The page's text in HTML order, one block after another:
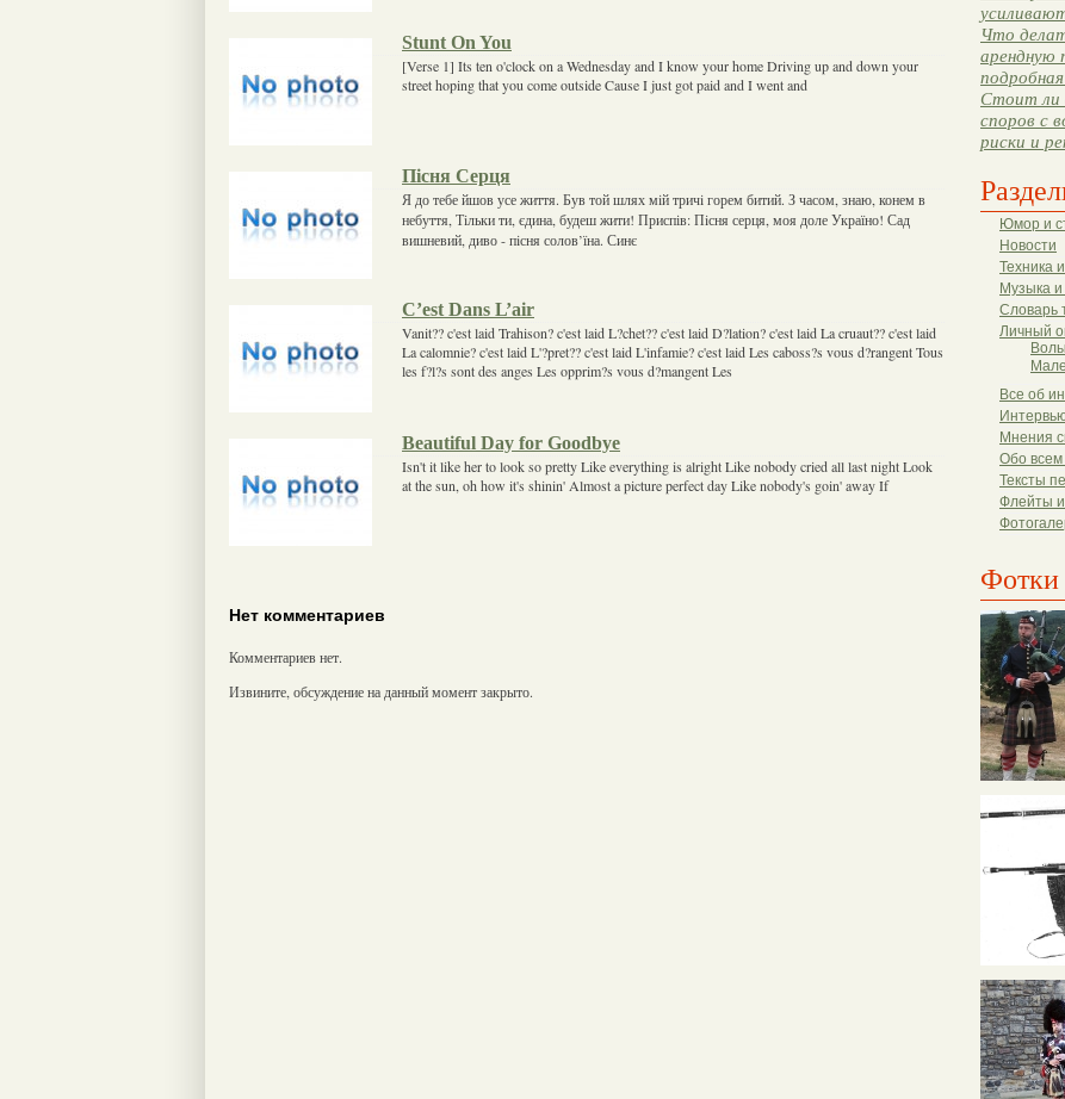
Что
арендную
Стоит ли
споров с
риски и
Юмор и
Новости
Техника
Музыка
Словарь
Личный
Все об
Мнения
Обо всем
Тексты
Флейты
Фотки
Stunt On You
[Verse 1] Its ten o'clock on a Wednesday and I know your home Driving up and down your
street hoping that you come outside Cause I just got paid and I went and
Пісня Серця
Я до тебе йшов усе життя. Був той шлях мiй тричi горем битий. З часом, знаю, конем в
небуття, Тiльки ти, єдина, будеш жити! Приспів: Пiсня серця, моя доле Україно! Сад
вишневий, диво - пiсня солов’їна. Синє
C’est Dans L’air
Vanit?? c'est laid Trahison? c'est laid L?chet?? c'est laid D?lation? c'est laid La cruaut?? c'est laid
La calomnie? c'est laid L'?pret?? c'est laid L'infamie? c'est laid Les caboss?s vous d?rangent Tous
les f?l?s sont des anges Les opprim?s vous d?mangent Les
Beautiful Day for Goodbye
Isn't it like her to look so pretty Like everything is alright Like nobody cried all last night Look
at the sun, oh how it's shinin' Almost a picture perfect day Like nobody's goin' away If
Нет комментариев
Комментариев нет.
Извините, обсуждение на данный момент закрыто.